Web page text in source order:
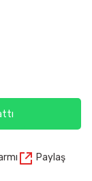
Paylaş